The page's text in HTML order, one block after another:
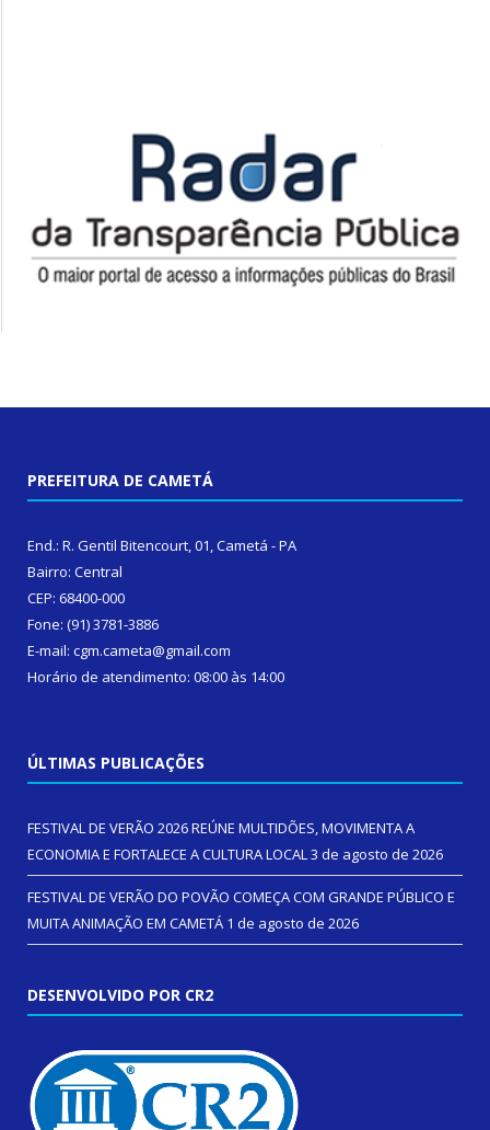
PREFEITURA DE CAMETÁ
End.: R. Gentil Bitencourt, 01, Cametá - PA
Bairro: Central
CEP: 68400-000
Fone: (91) 3781-3886
E-mail: cgm.cameta@gmail.com
Horário de atendimento: 08:00 às 14:00
ÚLTIMAS PUBLICAÇÕES
FESTIVAL DE VERÃO 2026 REÚNE MULTIDÕES, MOVIMENTA A
ECONOMIA E FORTALECE A CULTURA LOCAL3 de agosto de 2026
FESTIVAL DE VERÃO DO POVÃO COMEÇA COM GRANDE PÚBLICO E
MUITA ANIMAÇÃO EM CAMETÁ 1 de agosto de 2026
DESENVOLVIDO POR CR2